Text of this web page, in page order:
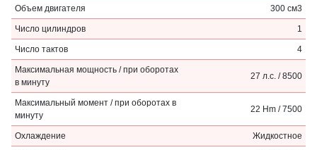
Объем двигателя 300 см3
Число цилиндров 1
Число тактов 4
Максимальная мощность / при оборотах
в минуту
27 л.с. / 8500
Максимальный момент / при оборотах в
минуту
22 Hm / 7500
Охлаждение Жидкостное